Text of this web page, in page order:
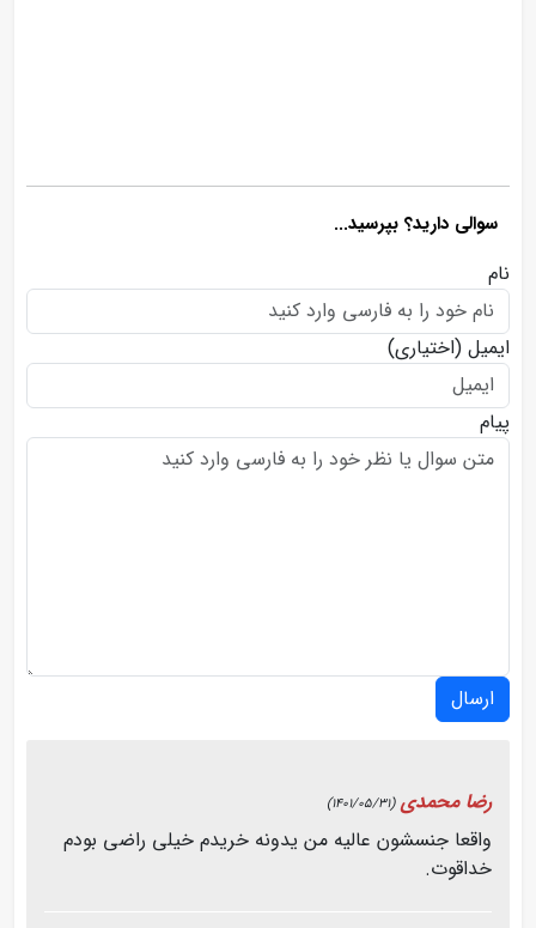
سوالی دارید؟ بپرسید...
نام
ایمیل (اختیاری)
پیام
ارسال
رضا محمدی (1401/05/31)
واقعا جنسشون عالیه من یدونه خریدم خیلی راضی بودم
خداقوت.